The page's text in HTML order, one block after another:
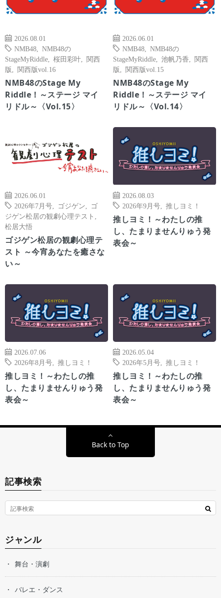
2026.08.01
NMB48
NMB48の
StageMyRiddle
桜田彩叶
関西
版
関西版vol.16
NMB48のStage My
Riddle！～ステージ マイ
リドル～〈Vol.15〉
2026.06.01
NMB48
NMB48の
StageMyRiddle
池帆乃香
関西
版
関西版vol.15
NMB48のStage My
Riddle！～ステージ マイ
リドル～〈Vol.14〉
2026.06.01
2026年7月号
ゴジゲン
ゴ
ジゲン松居の観劇心理テスト
松居大悟
ゴジゲン松居の観劇心理テ
スト ～今宵あなたを癒さな
い～
2026.08.03
2026年9月号
推しヨミ！
推しヨミ！～わたしの推
し、たまりませんりゅう発
表会～
2026.07.06
2026年8月号
推しヨミ！
推しヨミ！～わたしの推
し、たまりませんりゅう発
表会～
2026.05.04
2026年5月号
推しヨミ！
推しヨミ！～わたしの推
し、たまりませんりゅう発
表会～
Back to Top
記事検索
ジャンル
舞台・演劇
バレエ・ダンス